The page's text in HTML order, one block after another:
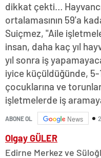
dikkat çekti…
ortalamasının 59'a
Suiçmez, "Aile
insan, daha kaç yıl
yıl sonra iş
iyice küçüldüğünde,
çocuklarına ve
işletmelerde iş
ABONE OL News
Olgay GÜLER
Edirne Merkez ve